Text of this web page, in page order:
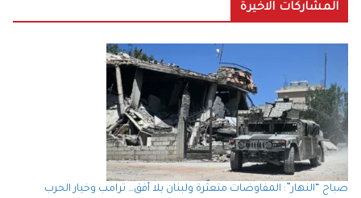
المشاركات الاخيرة
صباح “النهار”: المفاوضات متعثّرة ولبنان بلا أفق… ترامب وخيار الحرب